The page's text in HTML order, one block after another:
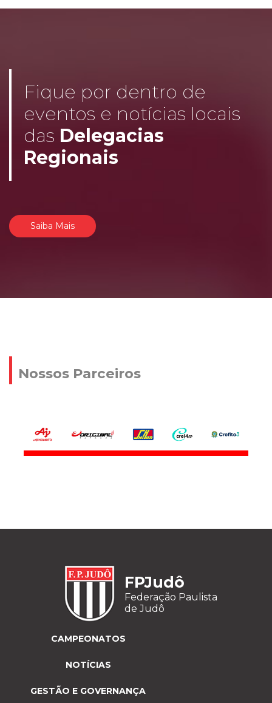
Fique por dentro de
eventos e notícias locais
das Delegacias
Regionais
Saiba Mais
Nossos Parceiros
FPJudô
Federação Paulista
de Judô
CAMPEONATOS
NOTÍCIAS
GESTÃO E GOVERNANÇA